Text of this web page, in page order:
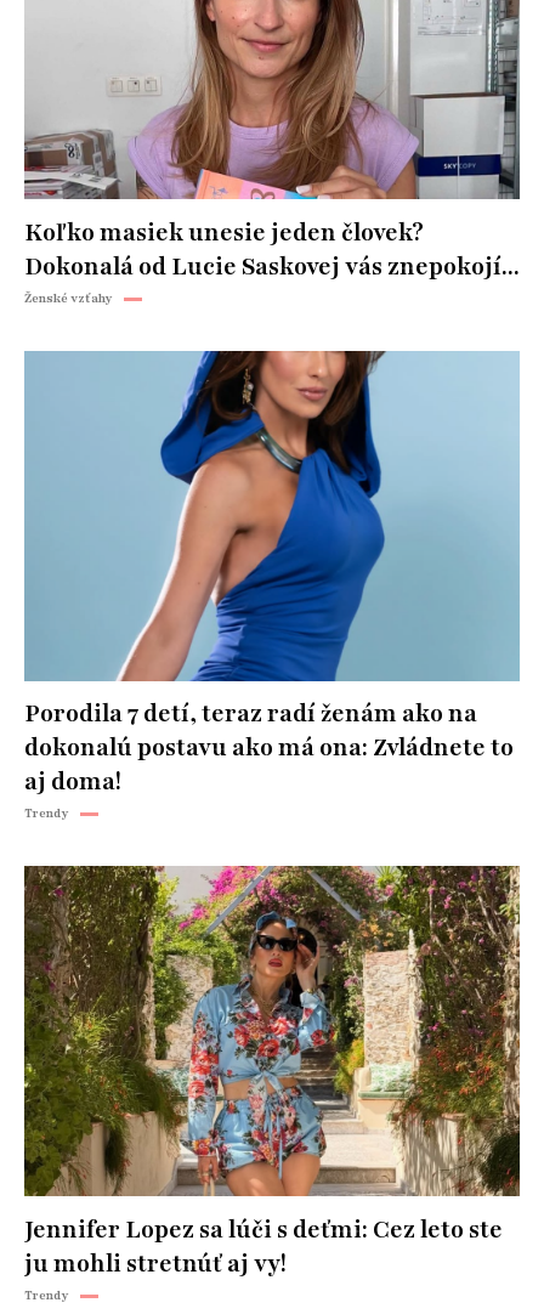
Koľko masiek unesie jeden človek?
Dokonalá od Lucie Saskovej vás znepokojí...
Ženské vzťahy
Porodila 7 detí, teraz radí ženám ako na
dokonalú postavu ako má ona: Zvládnete to
aj doma!
Trendy
Jennifer Lopez sa lúči s deťmi: Cez leto ste
ju mohli stretnúť aj vy!
Trendy